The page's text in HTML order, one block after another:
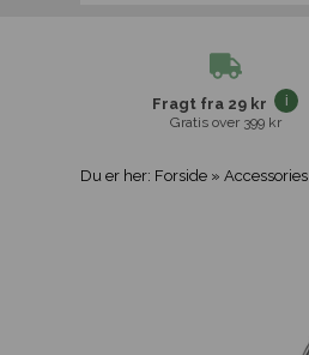
Fragt fra 29 kr
Gratis over 399 kr
Du er her: Forside »Accessories